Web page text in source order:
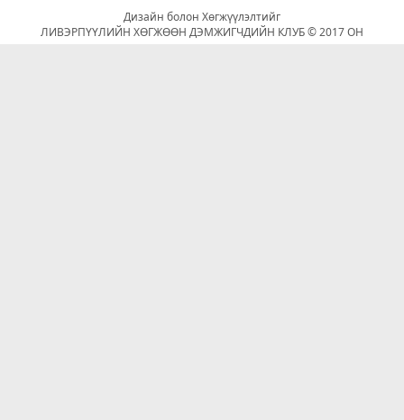
Дизайн болон Хөгжүүлэлтийг
ЛИВЭРПҮҮЛИЙН ХӨГЖӨӨН ДЭМЖИГЧДИЙН КЛУБ © 2017 ОН